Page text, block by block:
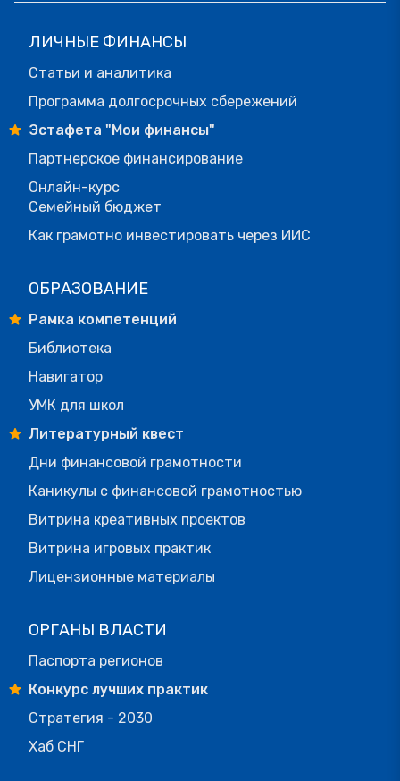
ЛИЧНЫЕ ФИНАНСЫ
Статьи и аналитика
Программа долгосрочных сбережений
Эстафета "Мои финансы"
Партнерское финансирование
Онлайн-курс
Семейный бюджет
Как грамотно инвестировать через ИИС
ОБРАЗОВАНИЕ
Рамка компетенций
Библиотека
Навигатор
УМК для школ
Литературный квест
Дни финансовой грамотности
Каникулы с финансовой грамотностью
Витрина креативных проектов
Витрина игровых практик
Лицензионные материалы
ОРГАНЫ ВЛАСТИ
Паспорта регионов
Конкурс лучших практик
Стратегия - 2030
Хаб СНГ